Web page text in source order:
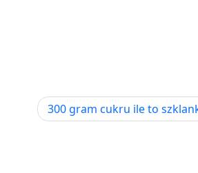
300 gram cukru ile to